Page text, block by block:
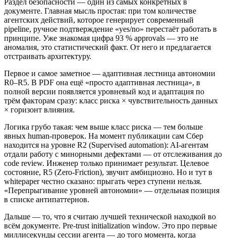
Раздел безопасности — один из самых конкретных в
документе. Главная мысль простая: при том количестве
агентских действий, которое генерирует современный
pipeline, ручное подтверждение «yes/no» перестаёт работать в
принципе. Уже знакомая цифра 93 % approvals — это не
аномалия, это статистический факт. От него и предлагается
отстраивать архитектуру.
Первое и самое заметное — адаптивная лестница автономии
R0–R5. В PDF она ещё «просто адаптивная лестница», в
полной версии появляется уровневый код и адаптация по
трём факторам сразу: класс риска × чувствительность данных
× горизонт влияния.
Логика грубо такая: чем выше класс риска — тем больше
явных human-проверок. На момент публикации сам Сбер
находится на уровне R2 (Supervised automation): AI-агентам
отдали работу с минорными дефектами — от отслеживания до
code review. Инженер только принимает результат. Целевое
состояние, R5 (Zero-Friction), звучит амбициозно. Но и тут в
whitepaper честно сказано: прыгать через ступени нельзя.
«Перепрыгивание уровней автономии» — отдельная позиция
в списке антипаттернов.
Дальше — то, что я считаю лучшей технической находкой во
всём документе. Pre-trust initialization window. Это про первые
миллисекунды сессии агента — до того момента, когда